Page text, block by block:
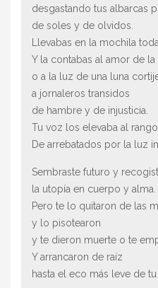
desgastando tus albarcas
de soles y de olvidos.
Llevabas en la mochila
Y la contabas al amor de la
o a la luz de una luna
a jornaleros transidos
de hambre y de injusticia.
Tu voz los elevaba al
De arrebatados por la luz
Sembraste futuro y
la utopía en cuerpo y alma.
Pero te lo quitaron de las
y lo pisotearon
y te dieron muerte o te
Y arrancaron de raíz
hasta el eco más leve de tu